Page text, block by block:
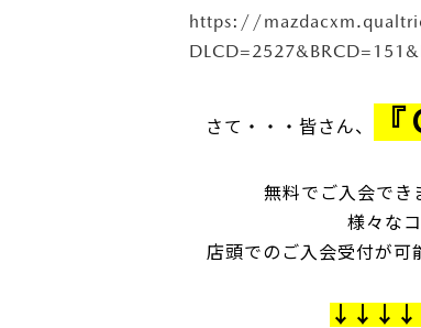
https://
さて・・・皆さん、
無料でご入会でき
様々な
店頭でのご入会受付が可
↓↓↓↓↓